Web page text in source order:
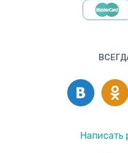
Написать